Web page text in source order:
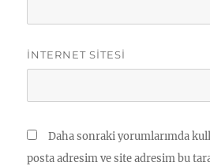
İNTERNET SITESI
Daha sonraki yorumlarımda
posta adresim ve site adresim bu